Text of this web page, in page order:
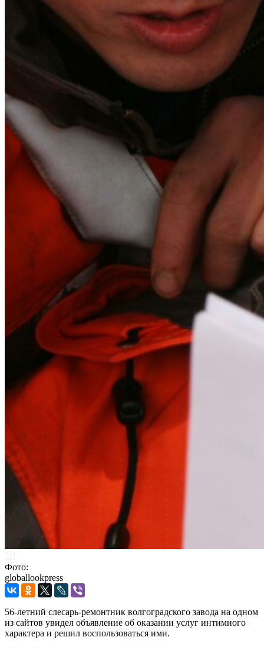
Фото:
globallookpress
56-летний слесарь-ремонтник волгоградского завода на одном
из сайтов увидел объявление об оказании услуг интимного
характера и решил воспользоваться ими.